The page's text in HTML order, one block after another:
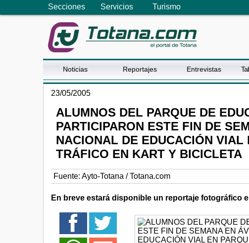
Secciones Servicios Turismo
Noticias Reportajes Entrevistas
23/05/2005
ALUMNOS DEL PARQUE DE
PARTICIPARON ESTE FIN DE
NACIONAL DE EDUCACIÓN VIAL
TRÁFICO EN KART Y BICICLETA
Fuente: Ayto-Totana / Totana.com
En breve estará disponible un reportaje fotográfico